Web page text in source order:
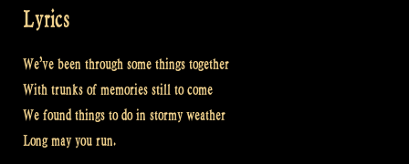
Lyrics
We’ve been through some things together
With trunks of memories still to come
We found things to do in stormy weather
Long may you run.